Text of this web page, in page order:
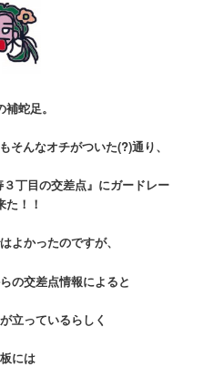
補蛇足。
そんなオチがついた(?)通り、
丁目の交差点』にガードレー
た！！
よかったのですが、
の交差点情報によると
立っているらしく
には